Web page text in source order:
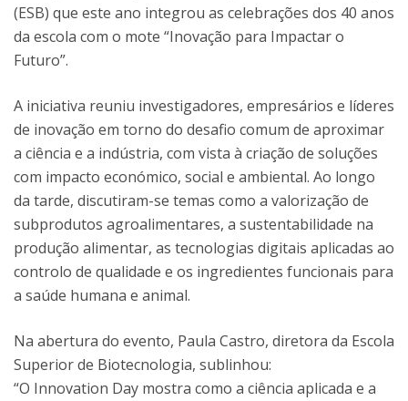
(ESB) que este ano integrou as celebrações dos 40 anos
da escola com o mote “Inovação para Impactar o
Futuro”.
A iniciativa reuniu investigadores, empresários e líderes
de inovação em torno do desafio comum de aproximar
a ciência e a indústria, com vista à criação de soluções
com impacto económico, social e ambiental. Ao longo
da tarde, discutiram-se temas como a valorização de
subprodutos agroalimentares, a sustentabilidade na
produção alimentar, as tecnologias digitais aplicadas ao
controlo de qualidade e os ingredientes funcionais para
a saúde humana e animal.
Na abertura do evento, Paula Castro, diretora da Escola
Superior de Biotecnologia, sublinhou:
“O Innovation Day mostra como a ciência aplicada e a